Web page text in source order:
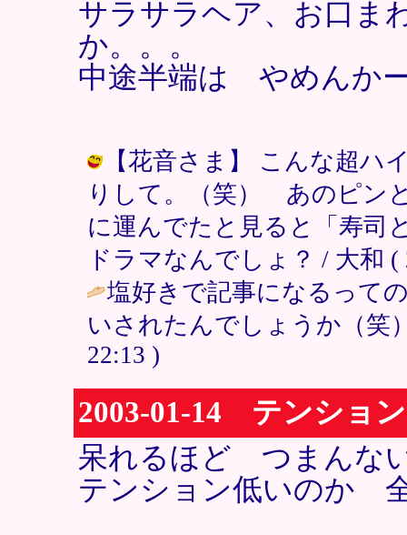
サラサラヘア、お口
か。。。
中途半端は やめんか
【花音さま】 こんな超ハ
りして。（笑） あのピン
に運んでたと見ると「寿
ドラマなんでしょ？ / 大和 (
塩好きで記事になるって
いされたんでしょうか（笑
22:13 )
2003-01-14 テンショ
呆れるほど つまんな
テンション低いのか